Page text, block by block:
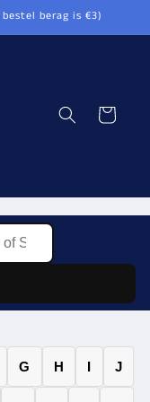
berag is €3)
Winkelwagen
G H I J